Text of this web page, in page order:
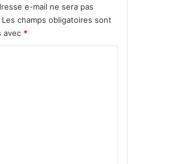
e-mail ne sera pas
Les champs obligatoires sont
avec *